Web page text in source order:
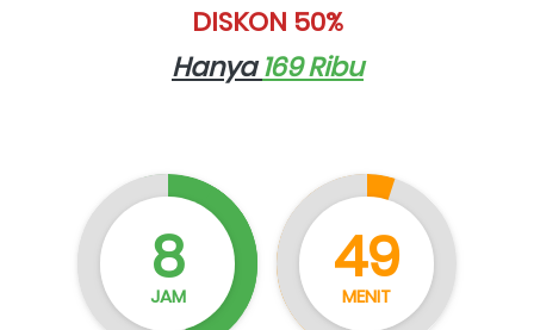
DISKON 50%
Hanya 169 Ribu
8
JAM
49
MENIT